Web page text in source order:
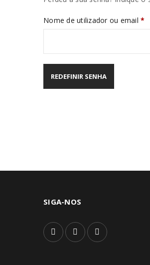
Nome de utilizador ou email *
REDEFINIR SENHA
SIGA-NOS